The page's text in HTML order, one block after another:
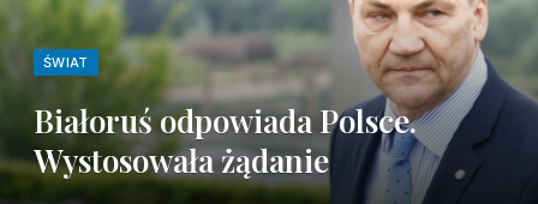
ŚWIAT
Białoruś odpowiada Polsce.
Wystosowała żądanie